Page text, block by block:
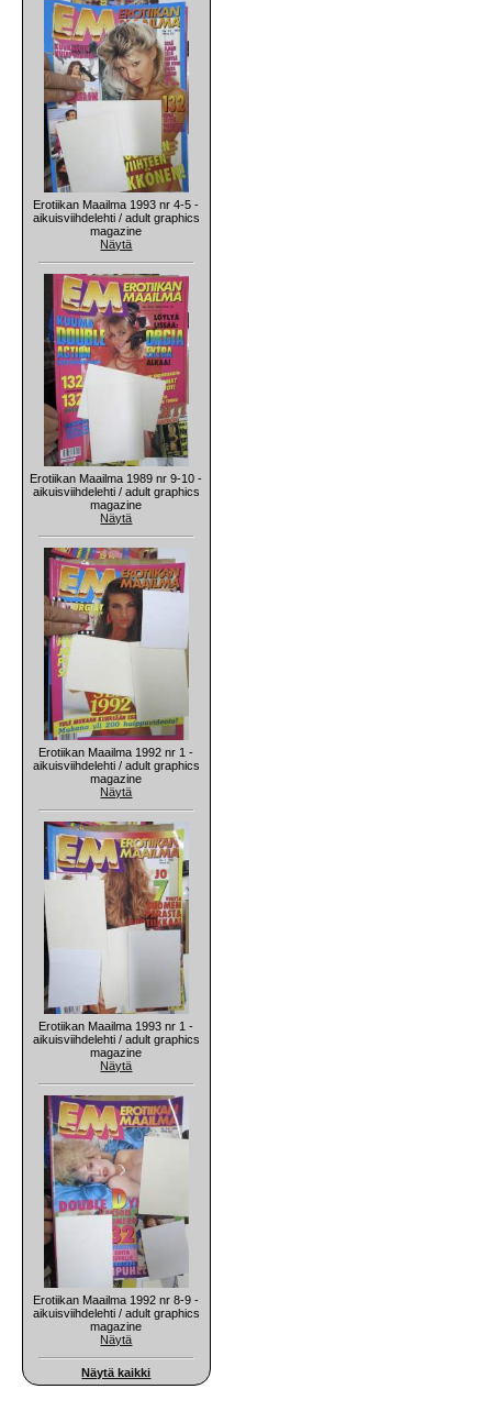
Erotiikan Maailma 1993 nr 4-5 -
aikuisviihdelehti / adult graphics
magazine
Näytä
Erotiikan Maailma 1989 nr 9-10 -
aikuisviihdelehti / adult graphics
magazine
Näytä
Erotiikan Maailma 1992 nr 1 -
aikuisviihdelehti / adult graphics
magazine
Näytä
Erotiikan Maailma 1993 nr 1 -
aikuisviihdelehti / adult graphics
magazine
Näytä
Erotiikan Maailma 1992 nr 8-9 -
aikuisviihdelehti / adult graphics
magazine
Näytä
Näytä kaikki